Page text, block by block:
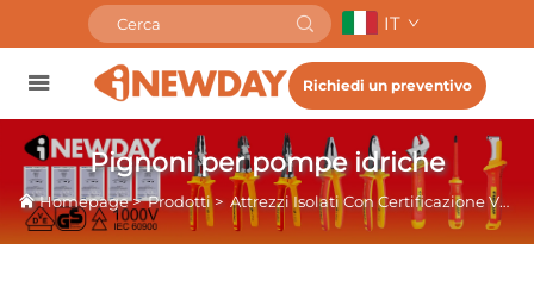
IT
Richiedi un preventivo
Pignoni per pompe idriche
Homepage>Prodotti> Attrezzi Isolati Con Certificazione VDE